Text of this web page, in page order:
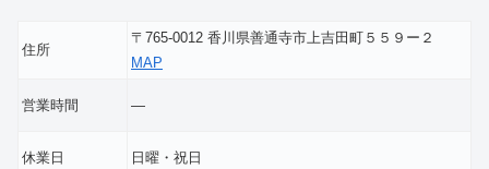
住所
〒765-0012 香川県善通寺市上吉田町５５９ー２
MAP
営業時間 ―
休業日 日曜・祝日